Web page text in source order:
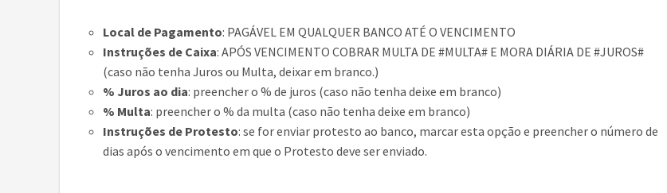
Local de Pagamento: PAGÁVEL EM QUALQUER BANCO ATÉ O VENCIMENTO
Instruções de Caixa: APÓS VENCIMENTO COBRAR MULTA DE #MULTA# E MORA DIÁRIA DE #JUROS#
(caso não tenha Juros ou Multa, deixar em branco.)
% Juros ao dia: preencher o % de juros (caso não tenha deixe em branco)
% Multa: preencher o % da multa (caso não tenha deixe em branco)
Instruções de Protesto: se for enviar protesto ao banco, marcar esta opção e preencher o número de
dias após o vencimento em que o Protesto deve ser enviado.